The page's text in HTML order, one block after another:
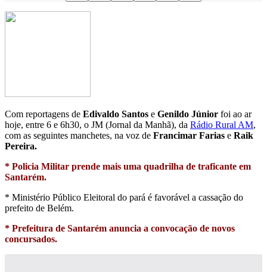
Com reportagens de Edivaldo Santos e Genildo Júnior foi ao ar
hoje, entre 6 e 6h30, o JM (Jornal da Manhã), da Rádio Rural AM,
com as seguintes manchetes, na voz de Francimar Farias e Raik
Pereira.
* Policia Militar prende mais uma quadrilha de traficante em
Santarém.
* Ministério Público Eleitoral do pará é favorável a cassação do
prefeito de Belém.
* Prefeitura de Santarém anuncia a convocação de novos
concursados.